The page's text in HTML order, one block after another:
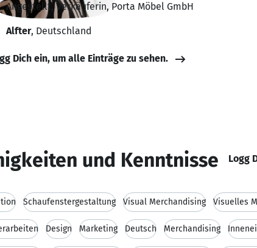
Angestellt, Verkäuferin, Porta Möbel GmbH
Alfter, Deutschland
Dich ein, um alle Einträge zu sehen.
und Kenntnisse Logg
Schaufenstergestaltung Visual Merchandising Visuelles
Design Marketing Deutsch Merchandising